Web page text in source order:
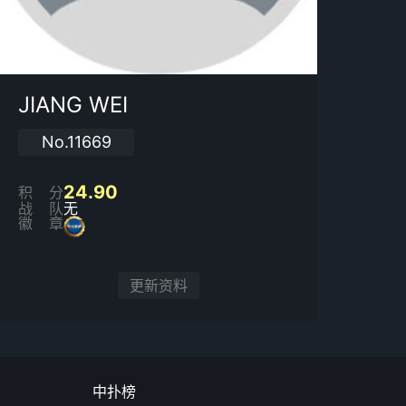
JIANG WEI
No.11669
积分24.90
战队无
徽章
更新资料
中扑榜